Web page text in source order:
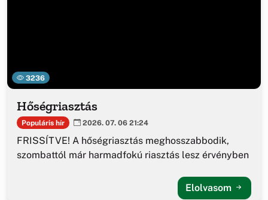
3236
Hőségriasztás
Populáris hír 2026. 07. 06 21:24
FRISSÍTVE! A hőségriasztás meghosszabbodik,
szombattól már harmadfokú riasztás lesz érvényben
Elolvasom